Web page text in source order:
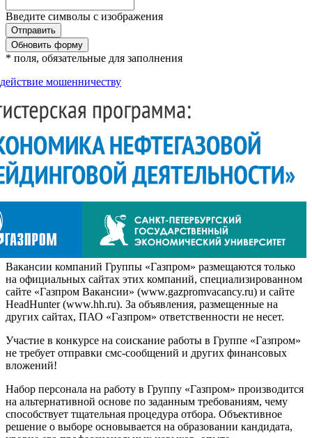
Введите символы с изображения
Обновить форму
* поля, обязательные для заполнения
мошенничеству
Вакансии компаний Группы «Газпром» размещаются только
на официальных сайтах этих компаний, специализированном
сайте «Газпром Вакансии» (www.gazpromvacancy.ru) и сайте
HeadHunter (www.hh.ru). За объявления, размещенные на
других сайтах, ПАО «Газпром» ответственности не несет.
Участие в конкурсе на соискание работы в Группе «Газпром»
не требует отправки смс-сообщений и других финансовых
вложений!
Набор персонала на работу в Группу «Газпром» производится
на альтернативной основе по заданным требованиям, чему
способствует тщательная процедура отбора. Объективное
решение о выборе основывается на образовании кандидата,